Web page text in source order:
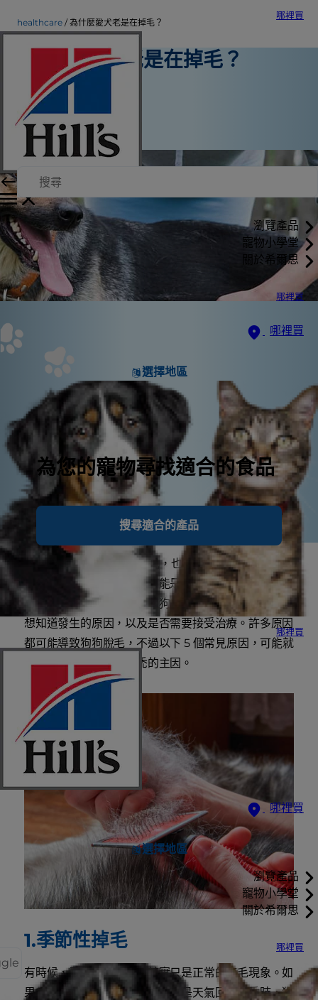
哪裡買
瀏覽產品
寵物小學堂
關於希爾思
哪裡買
哪裡買
選擇地區
為您的寵物尋找適合的食品
搜尋適合的產品
哪裡買
哪裡買
選擇地區
瀏覽產品
寵物小學堂
關於希爾思
哪裡買
healthcare 為什麼愛犬老是在掉毛？
為什麼愛犬老是在掉毛？
寵物保健
Sarah Wooten 博士
|
2019年5月13日
狗狗掉毛 (也稱脫毛) 很常見，也很容易讓人發覺。脫
毛範圍可能是一個點，也可能是好幾個斑塊，或甚至是
遍佈全身。如果您家中有狗狗出現脫毛情形，您可能會
想知道發生的原因，以及是否需要接受治療。許多原因
都可能導致狗狗脫毛，不過以下 5 個常見原因，可能就
是讓您的愛犬變得光禿禿的主因。
1.季節性掉毛
有時候，看似嚴重的脫毛其實只是正常的掉毛現象。如
果毛髮本身老化、受到損傷，或是天氣回暖換季時，狗